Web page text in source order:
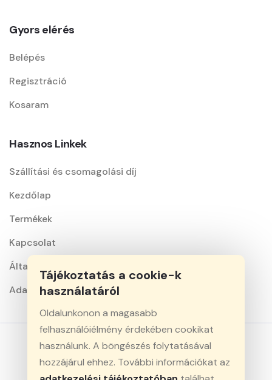
Gyors elérés
Belépés
Regisztráció
Kosaram
Hasznos Linkek
Szállítási és csomagolási díj
Kezdőlap
Termékek
Kapcsolat
Általános szerződési feltételek
Adatkezelési nyilatkozat
© 2026 Minden jog fenntartva. Király-Vill Kft.
Tájékoztatás a cookie-k
használatáról
Oldalunkonon a magasabb
felhasználóiélmény érdekében cookikat
használunk. A böngészés folytatásával
hozzájárul ehhez. További információkat az